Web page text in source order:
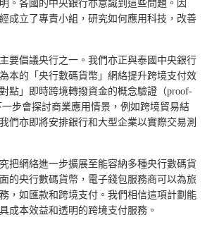
。各國的中央銀行亦意識到這些問題。因
成立了專責小組，研究如何應用科技，改善
要倡議央行之一。我們亦正與泰國中央銀行
本的「央行數碼貨幣」網絡提升跨境支付效
點」即時跨境轉撥資金的概念驗證（proof-
一步會探討商業應用情景，例如跨境貿易結
們亦即將安排銀行和大型企業以實際交易測
把網絡進一步擴展至能容納多種央行數碼貨
的央行數碼貨幣，電子錢包服務商可以為旅
，如匯款和跨境支付。我們相信這項計劃能
成本效益和透明的跨境支付服務。